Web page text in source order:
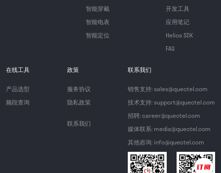
智能穿戴
智能电表
智能定位
开发工具
应用笔记
Helios SDK
FAQ
在线工具
产品选型
频段查询
政策
服务协议
隐私政策
联系我们
联系我们
销售支持: sales@quectel.com
技术支持: support@quectel.com
招聘: career@quectel.com
媒体联系: media@quectel.com
其他咨询: info@quectel.com